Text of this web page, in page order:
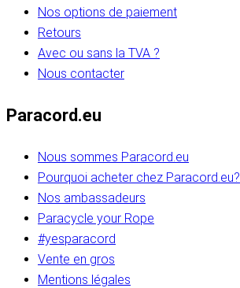
Nos options de paiement
Retours
Avec ou sans la TVA ?
Nous contacter
Paracord.eu
Nous sommes Paracord.eu
Pourquoi acheter chez Paracord.eu?
Nos ambassadeurs
Paracycle your Rope
#yesparacord
Vente en gros
Mentions légales